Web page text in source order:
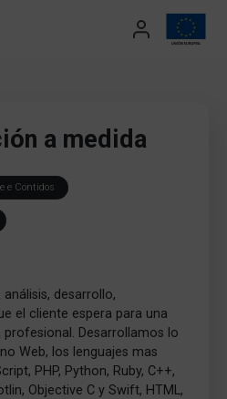
a medida
e Contidos
desarrollo,
el cliente espera para una
Desarrollamos lo
Web, los lenguajes mas
PHP, Python, Ruby, C++,
Objective C y Swift, HTML,